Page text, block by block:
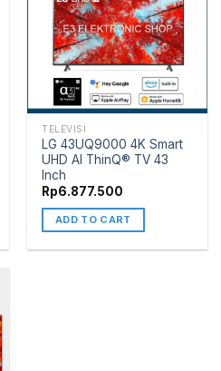
TELEVISI
LG 43UQ9000 4K Smart
UHD AI ThinQ® TV 43
Inch
Rp6.877.500
ADD TO CART